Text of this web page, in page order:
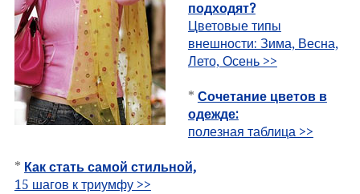
подходят?
Цветовые типы
внешности: Зима, Весна,
Лето, Осень >>
* Сочетание цветов в
одежде:
полезная таблица >>
* Как стать самой стильной,
15 шагов к триумфу >>